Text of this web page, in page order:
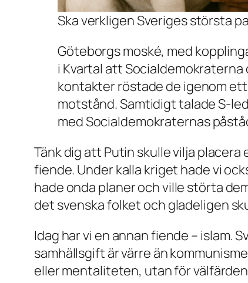
Ska verkligen Sveriges största
Göteborgs moské, med
i Kvartal att
kontakter röstade de igenom
motstånd. Samtidigt talade S-
med Socialdemokraternas
Tänk dig att Putin skulle vilja
fiende. Under kalla kriget hade vi
hade onda planer och ville störta
det svenska folket och gladeligen
Idag har vi en annan fiende – islam.
samhällsgift är värre än
eller mentaliteten, utan för